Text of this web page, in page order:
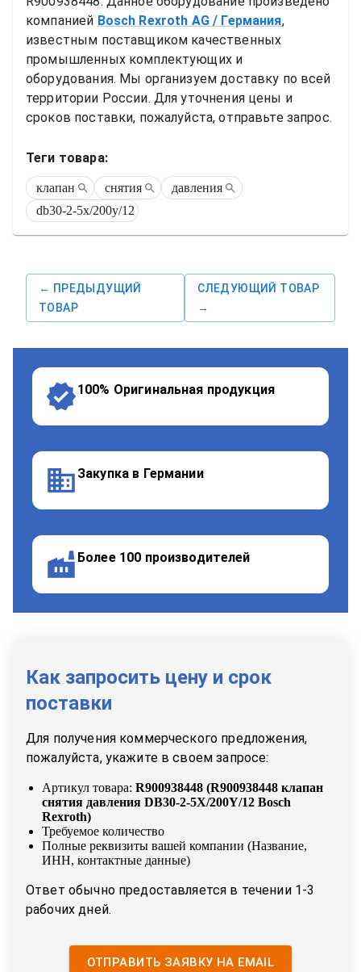
компанией Bosch Rexroth AG / Германия,
известным поставщиком качественных
промышленных комплектующих и
оборудования. Мы организуем доставку по всей
территории России. Для уточнения цены и
сроков поставки, пожалуйста, отправьте запрос.
Теги товара:
клапан снятия
давления
db30-2-5x/200y/12
← ПРЕДЫДУЩИЙ
ТОВАР
СЛЕДУЮЩИЙ ТОВАР
→
100% Оригинальная продукция
Закупка в Германии
Более 100 производителей
Как запросить цену и срок
поставки
Для получения коммерческого предложения,
пожалуйста, укажите в своем запросе:
Артикул товара: R900938448 (R900938448 клапан
снятия давления DB30-2-5X/200Y/12 Bosch
Rexroth)
Требуемое количество
Полные реквизиты вашей компании (Название,
ИНН, контактные данные)
Ответ обычно предоставляется в течении 1-3
рабочих дней.
ОТПРАВИТЬ ЗАЯВКУ НА EMAIL